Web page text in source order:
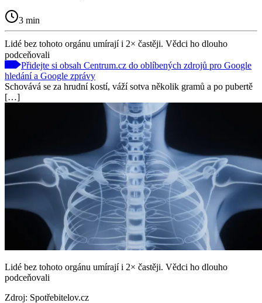
3 min
Lidé bez tohoto orgánu umírají i 2× častěji. Vědci ho dlouho
podceňovali
Přidejte si obsah Centrum.cz do oblíbených zdrojů pro Google
hledání a Google zprávy
Schovává se za hrudní kostí, váží sotva několik gramů a po pubertě
[…]
Lidé bez tohoto orgánu umírají i 2× častěji. Vědci ho dlouho
podceňovali
Zdroj: Spotřebitelov.cz